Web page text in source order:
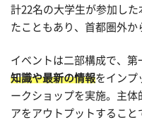
計22名の大学生が参加し
たこともあり、首都圏外か
イベントは二部構成で、第
知識や最新の情報をインプ
ークショップを実施。主
アをアウトプットすること